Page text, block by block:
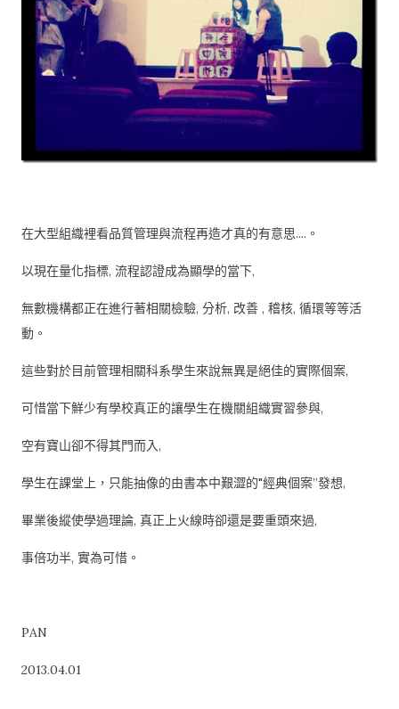
在大型組織裡看品質管理與流程再造才真的有意思....。
以現在量化指標, 流程認證成為顯學的當下,
無數機構都正在進行著相關檢驗, 分析, 改善 , 稽核, 循環等等活
動。
這些對於目前管理相關科系學生來說無異是絕佳的實際個案,
可惜當下鮮少有學校真正的讓學生在機關組織實習參與,
空有寶山卻不得其門而入,
學生在課堂上，只能抽像的由書本中艱澀的"經典個案”發想,
畢業後縱使學過理論, 真正上火線時卻還是要重頭來過,
事倍功半, 實為可惜。
PAN
2013.04.01